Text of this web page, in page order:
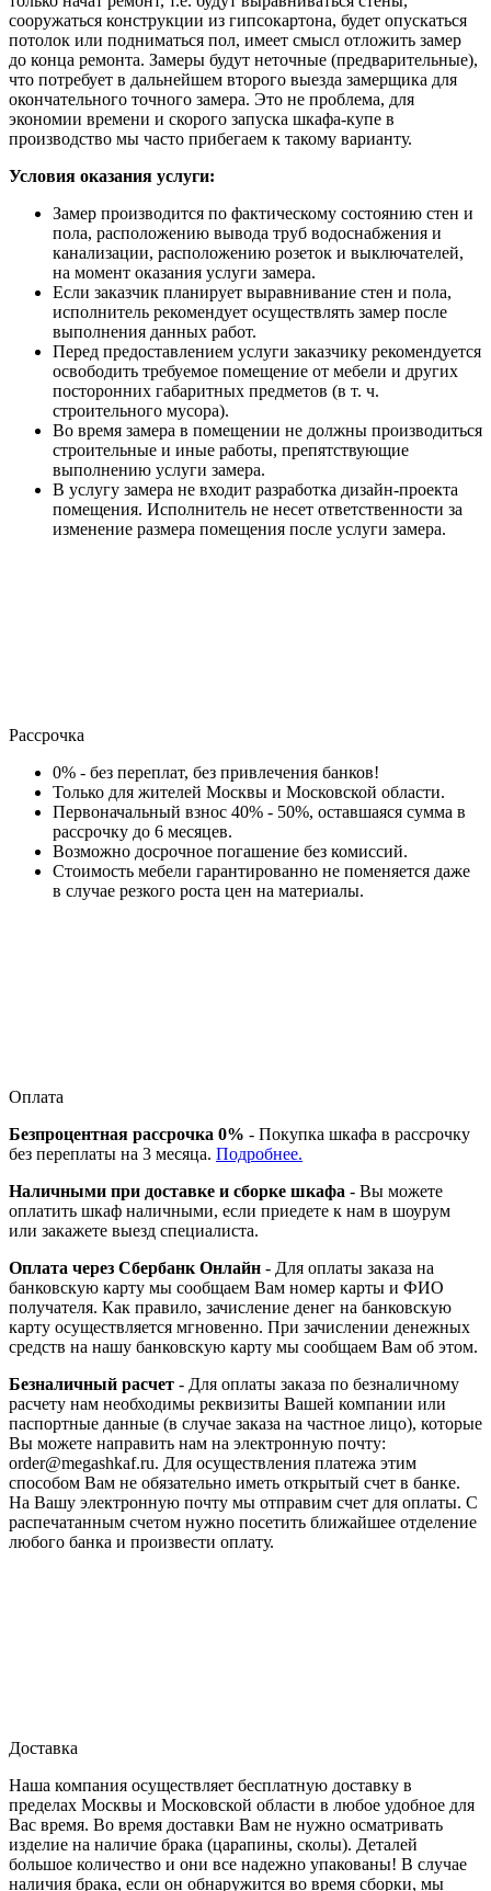
сооружаться конструкции из гипсокартона, будет опускаться
потолок или подниматься пол, имеет смысл отложить замер
до конца ремонта. Замеры будут неточные (предварительные),
что потребует в дальнейшем второго выезда замерщика для
окончательного точного замера. Это не проблема, для
экономии времени и скорого запуска шкафа-купе в
производство мы часто прибегаем к такому варианту.
Условия оказания услуги:
Замер производится по фактическому состоянию стен и
пола, расположению вывода труб водоснабжения и
канализации, расположению розеток и выключателей,
на момент оказания услуги замера.
Если заказчик планирует выравнивание стен и пола,
исполнитель рекомендует осуществлять замер после
выполнения данных работ.
Перед предоставлением услуги заказчику рекомендуется
освободить требуемое помещение от мебели и других
посторонних габаритных предметов (в т. ч.
строительного мусора).
Во время замера в помещении не должны производиться
строительные и иные работы, препятствующие
выполнению услуги замера.
В услугу замера не входит разработка дизайн-проекта
помещения. Исполнитель не несет ответственности за
изменение размера помещения после услуги замера.
Рассрочка
0% - без переплат, без привлечения банков!
Только для жителей Москвы и Московской области.
Первоначальный взнос 40% - 50%, оставшаяся сумма в
рассрочку до 6 месяцев.
Возможно досрочное погашение без комиссий.
Стоимость мебели гарантированно не поменяется даже
в случае резкого роста цен на материалы.
Оплата
Безпроцентная рассрочка 0% - Покупка шкафа в рассрочку
без переплаты на 3 месяца. Подробнее.
Наличными при доставке и сборке шкафа - Вы можете
оплатить шкаф наличными, если приедете к нам в шоурум
или закажете выезд специалиста.
Оплата через Сбербанк Онлайн - Для оплаты заказа на
банковскую карту мы сообщаем Вам номер карты и ФИО
получателя. Как правило, зачисление денег на банковскую
карту осуществляется мгновенно. При зачислении денежных
средств на нашу банковскую карту мы сообщаем Вам об этом.
Безналичный расчет - Для оплаты заказа по безналичному
расчету нам необходимы реквизиты Вашей компании или
паспортные данные (в случае заказа на частное лицо), которые
Вы можете направить нам на электронную почту:
order@megashkaf.ru. Для осуществления платежа этим
способом Вам не обязательно иметь открытый счет в банке.
На Вашу электронную почту мы отправим счет для оплаты. С
распечатанным счетом нужно посетить ближайшее отделение
любого банка и произвести оплату.
Доставка
Наша компания осуществляет бесплатную доставку в
пределах Москвы и Московской области в любое удобное для
Вас время. Во время доставки Вам не нужно осматривать
изделие на наличие брака (царапины, сколы). Деталей
большое количество и они все надежно упакованы! В случае
наличия брака, если он обнаружится во время сборки, мы